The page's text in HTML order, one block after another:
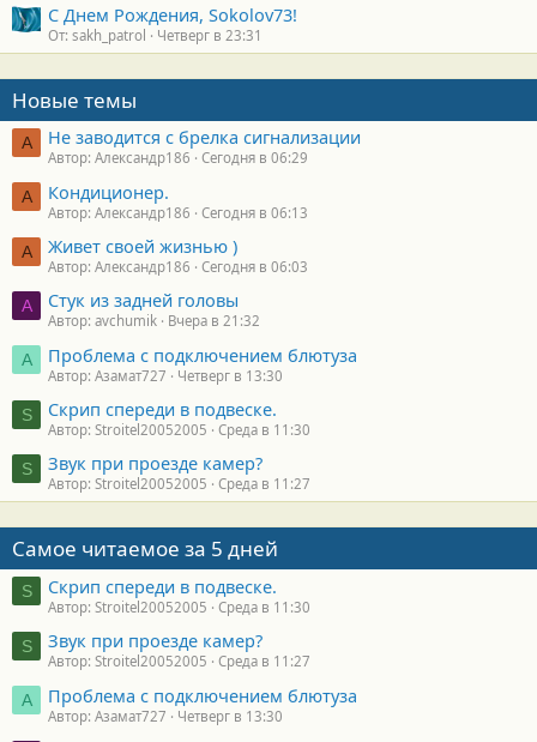
С Днем Рождения, Sokolov73!
От: sakh_patrol Четверг в 23:31
Новые темы
А Не заводится с брелка сигнализации
Автор: Александр186 Сегодня в 06:29
А Кондиционер.
Автор: Александр186 Сегодня в 06:13
А Живет своей жизнью )
Автор: Александр186 Сегодня в 06:03
A Стук из задней головы
Автор: avchumik Вчера в 21:32
А Проблема с подключением блютуза
Автор: Азамат727 Четверг в 13:30
S Скрип спереди в подвеске.
Автор: Stroitel20052005 Среда в 11:30
S Звук при проезде камер?
Автор: Stroitel20052005 Среда в 11:27
Самое читаемое за 5 дней
S Скрип спереди в подвеске.
Автор: Stroitel20052005 Среда в 11:30
S Звук при проезде камер?
Автор: Stroitel20052005 Среда в 11:27
А Проблема с подключением блютуза
Автор: Азамат727 Четверг в 13:30